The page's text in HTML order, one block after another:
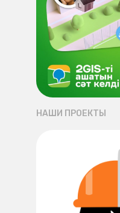
НАШИ ПРОЕКТЫ